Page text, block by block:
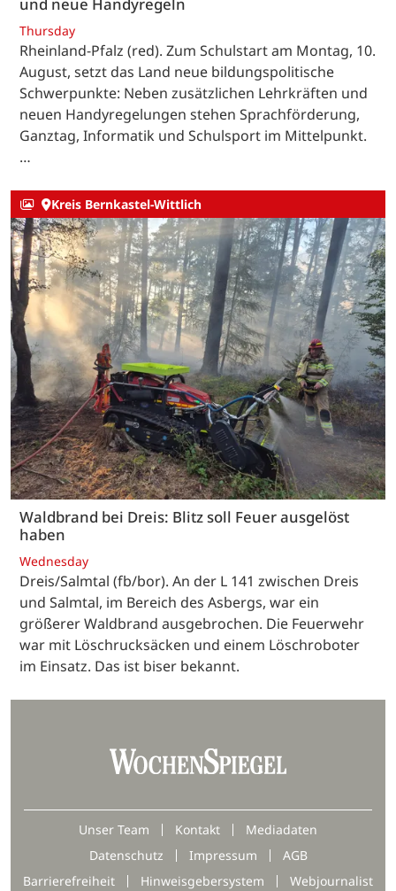
und neue Handyregeln
Thursday
Rheinland-Pfalz (red). Zum Schulstart am Montag, 10.
August, setzt das Land neue bildungspolitische
Schwerpunkte: Neben zusätzlichen Lehrkräften und
neuen Handyregelungen stehen Sprachförderung,
Ganztag, Informatik und Schulsport im Mittelpunkt.
…
Kreis Bernkastel-Wittlich
Waldbrand bei Dreis: Blitz soll Feuer ausgelöst
haben
Wednesday
Dreis/Salmtal (fb/bor). An der L 141 zwischen Dreis
und Salmtal, im Bereich des Asbergs, war ein
größerer Waldbrand ausgebrochen. Die Feuerwehr
war mit Löschrucksäcken und einem Löschroboter
im Einsatz. Das ist biser bekannt.
Unser Team Kontakt
Mediadaten
Datenschutz
Impressum
AGB
Barrierefreiheit
Hinweisgebersystem Webjournalist